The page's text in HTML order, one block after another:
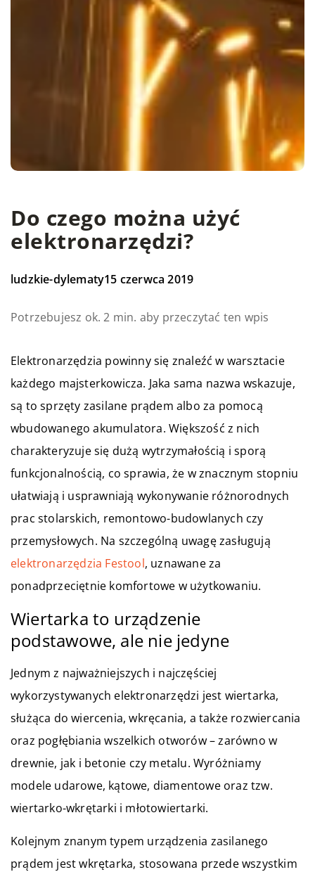
Do czego można użyć
elektronarzędzi?
ludzkie-dylematy15 czerwca 2019
Potrzebujesz ok. 2 min. aby przeczytać ten wpis
Elektronarzędzia powinny się znaleźć w warsztacie
każdego majsterkowicza. Jaka sama nazwa wskazuje,
są to sprzęty zasilane prądem albo za pomocą
wbudowanego akumulatora. Większość z nich
charakteryzuje się dużą wytrzymałością i sporą
funkcjonalnością, co sprawia, że w znacznym stopniu
ułatwiają i usprawniają wykonywanie różnorodnych
prac stolarskich, remontowo-budowlanych czy
przemysłowych. Na szczególną uwagę zasługują
elektronarzędzia Festool, uznawane za
ponadprzeciętnie komfortowe w użytkowaniu.
Wiertarka to urządzenie
podstawowe, ale nie jedyne
Jednym z najważniejszych i najczęściej
wykorzystywanych elektronarzędzi jest wiertarka,
służąca do wiercenia, wkręcania, a także rozwiercania
oraz pogłębiania wszelkich otworów – zarówno w
drewnie, jak i betonie czy metalu. Wyróżniamy
modele udarowe, kątowe, diamentowe oraz tzw.
wiertarko-wkrętarki i młotowiertarki.
Kolejnym znanym typem urządzenia zasilanego
prądem jest wkrętarka, stosowana przede wszystkim